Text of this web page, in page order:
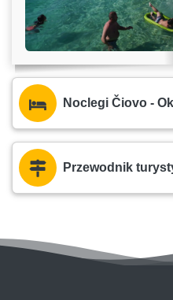
Noclegi Čiovo -
Przewodnik